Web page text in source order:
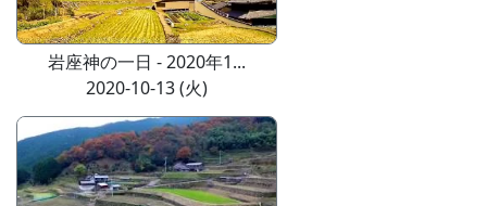
岩座神の一日 - 2020年1...
2020-10-13 (火)